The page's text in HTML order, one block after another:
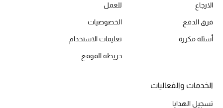
أحذية مختارة
تسوقوا الأحذية
خصومات
الارجاع
فرق الدفع
أسئلة مكررة
للعمل
الخصوصيات
تعليمات الاستخدام
خريطة الموقع
الخدمات والفعاليات
تسجيل الهدايا